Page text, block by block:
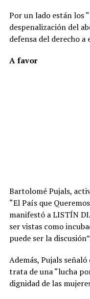
Por un lado están los
despenalización del
defensa del derecho a
A favor
Bartolomé Pujals,
“El País que
manifestó a LISTÍN
ser vistas como
puede ser la
Además, Pujals
trata de una “lucha
dignidad de las